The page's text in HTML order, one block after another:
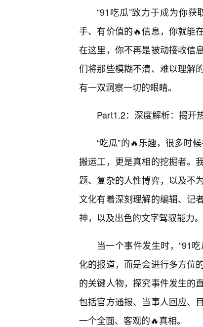
“91吃瓜”致力于成为你
手、有价值的🔥信息，你就能
在这里，你不再是被动接收信
们将那些模糊不清、难以理解
有一双洞察一切的眼睛。
Part1.2：深度解析：揭开
“吃瓜”的🔥乐趣，很多时
搬运工，更是真相的挖掘者。
题、复杂的人性博弈，以及不
文化有着深刻理解的编辑、记
神，以及出色的文字驾驭能力。
当一个事件发生时，“91
化的报道，而是会进行多方位
的关键人物，探究事件发生的
包括官方通报、当事人回应、
一个全面、客观的🔥真相。